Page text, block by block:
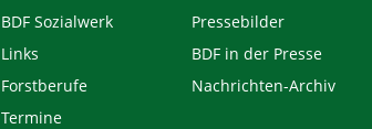
BDF Sozialwerk
Links
Forstberufe
Termine
Pressebilder
BDF in der Presse
Nachrichten-Archiv